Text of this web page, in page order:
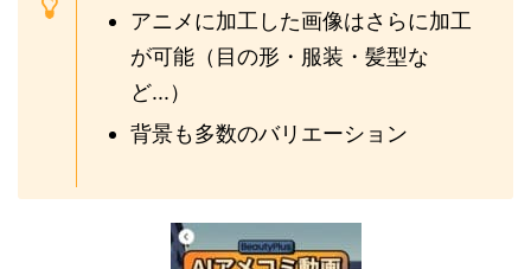
アニメに加工した画像はさらに加工
が可能（目の形・服装・髪型な
ど...）
背景も多数のバリエーション